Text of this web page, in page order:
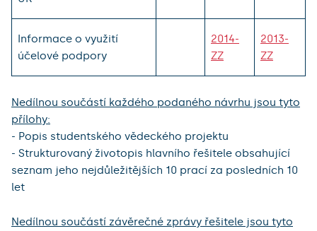
Informace o využití
účelové podpory
2014-
ZZ
2013-
ZZ
Nedílnou součástí každého podaného návrhu jsou tyto
přílohy:
- Popis studentského vědeckého projektu
- Strukturovaný životopis hlavního řešitele obsahující
seznam jeho nejdůležitějších 10 prací za posledních 10
let
Nedílnou součástí závěrečné zprávy řešitele jsou tyto